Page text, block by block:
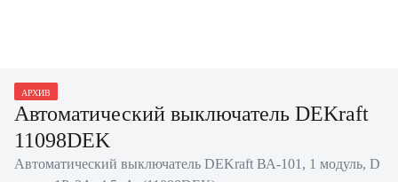
АРХИВ
Автоматический выключатель DEKraft
11098DEK
Автоматический выключатель DEKraft ВА-101, 1 модуль, D